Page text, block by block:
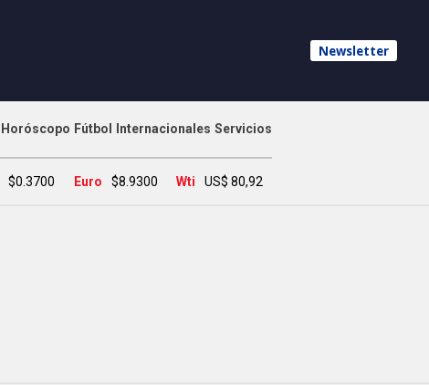
Newsletter
Horóscopo Fútbol Internacionales Servicios
$0.3700 Euro $8.9300 Wti US$ 80,92